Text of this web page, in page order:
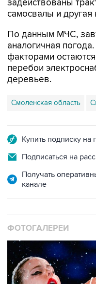
задействованы
самосвалы и другая
По данным МЧС,
аналогичная
факторами
перебои
деревьев.
Смоленская область
Купить подписку
Подписаться на
Получать
канале
ФОТОГАЛЕРЕИ